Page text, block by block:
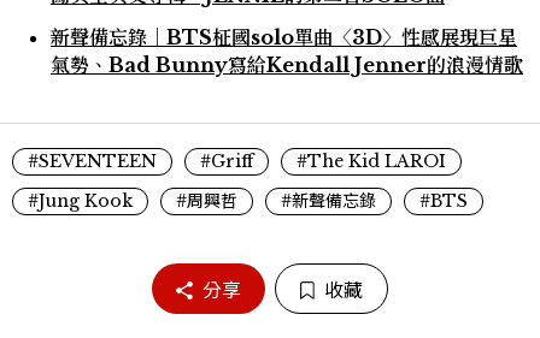
新聲備忘錄｜BTS柾國solo單曲〈3D〉性感展現巨星
氣勢、Bad Bunny寫給Kendall Jenner的浪漫情歌
#SEVENTEEN #Griff
#The Kid LAROI
#Jung Kook
#周興哲 #新聲備忘錄 #BTS
分享 收藏